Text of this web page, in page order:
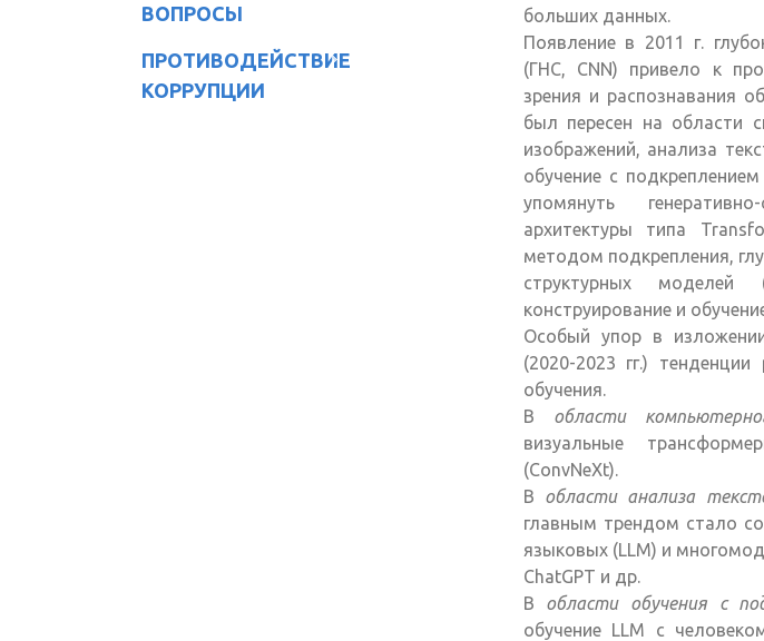
ВОПРОСЫ
ПРОТИВОДЕЙСТВИЕ
КОРРУПЦИИ
больших данных.
Появление в 2011 г.
(ГНС, CNN) привело к
зрения и распознавания
был пересен на области
изображений, анализа
обучение с
упомянуть
архитектуры типа
методом подкрепления,
структурных моделей
конструирование и
Особый упор в
(2020-2023 гг.)
обучения.
В области
визуальные
(ConvNeXt).
В области анализа
главным трендом стало
языковых (LLM) и
ChatGPT и др.
В области обучения с
обучение LLM с